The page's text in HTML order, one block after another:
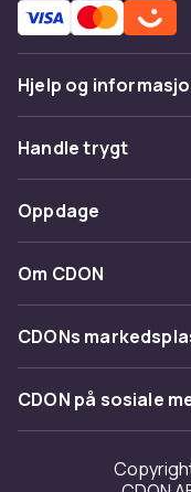
Hjelp og
Vanlige spørsmål
Spor pakke
Angre & returner her
Kontakt oss
Handle trygt
Betaling
Levering
Tilbakekallinger
Oppdage
Kategorier
Varemerker
Om CDON
Om oss
Kundeanmeldelser
Jobbe på CDON
Investor relations
CDONs
Merchant Help
CDON på sosiale